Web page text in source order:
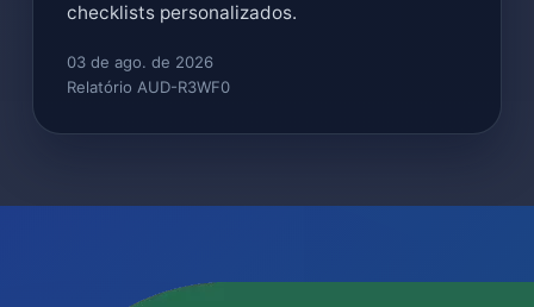
checklists personalizados.
03 de ago. de 2026
Relatório AUD-R3WF0